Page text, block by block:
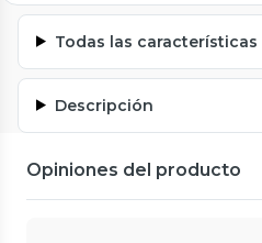
Todas las características
Descripción
Opiniones del producto